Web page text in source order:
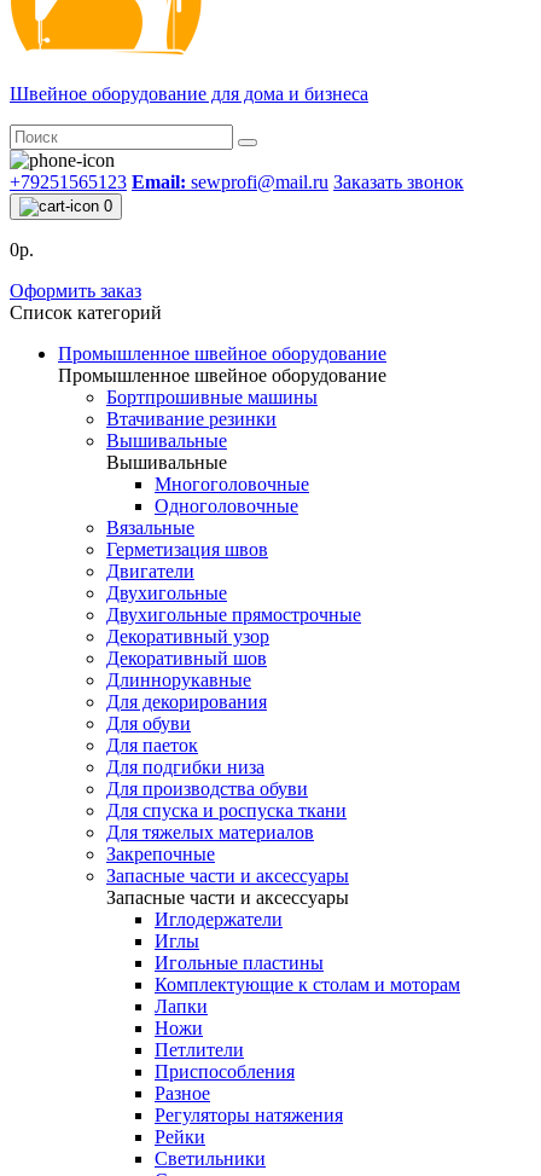
Швейное оборудование для дома и бизнеса
+79251565123 Email: sewprofi@mail.ru Заказать звонок
0
0р.
Оформить заказ
Список категорий
Промышленное швейное оборудование
Промышленное швейное оборудование
Бортпрошивные машины
Втачивание резинки
Вышивальные
Вышивальные
Многоголовочные
Одноголовочные
Вязальные
Герметизация швов
Двигатели
Двухигольные
Двухигольные прямострочные
Декоративный узор
Декоративный шов
Длиннорукавные
Для декорирования
Для обуви
Для паеток
Для подгибки низа
Для производства обуви
Для спуска и роспуска ткани
Для тяжелых материалов
Закрепочные
Запасные части и аксессуары
Запасные части и аксессуары
Иглодержатели
Иглы
Игольные пластины
Комплектующие к столам и моторам
Лапки
Ножи
Петлители
Приспособления
Разное
Регуляторы натяжения
Рейки
Светильники